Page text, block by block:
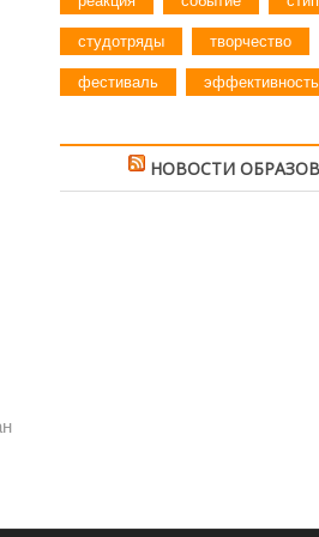
студотряды творчество
фестиваль эффективность
НОВОСТИ